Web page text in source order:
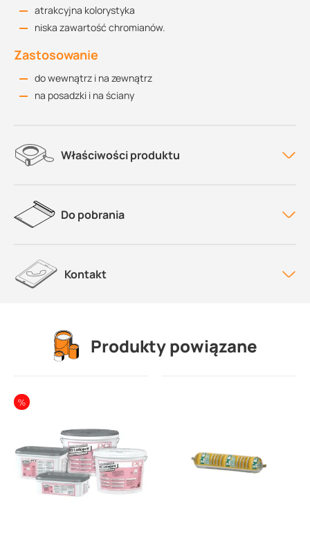
atrakcyjna kolorystyka
niska zawartość chromianów.
Zastosowanie
do wewnątrz i na zewnątrz
na posadzki i na ściany
Właściwości produktu
Do pobrania
Kontakt
Produkty powiązane